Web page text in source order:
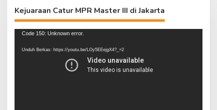
Kejuaraan Catur MPR Master III di Jakarta
Pemutar
Code 150: Unknown error.
Unduh Berkas: https://youtu.be/LOy5EEejgX4?_=2